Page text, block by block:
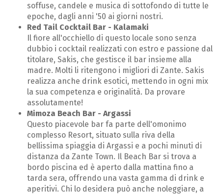
soffuse, candele e musica di sottofondo di tutte le
epoche, dagli anni '50 ai giorni nostri.
Red Tail Cocktail Bar - Kalamaki
Il fiore all'occhiello di questo locale sono senza
dubbio i cocktail realizzati con estro e passione dal
titolare, Sakis, che gestisce il bar insieme alla
madre. Molti li ritengono i migliori di Zante. Sakis
realizza anche drink esotici, mettendo in ogni mix
la sua competenza e originalità. Da provare
assolutamente!
Mimoza Beach Bar - Argassi
Questo piacevole bar fa parte dell'omonimo
complesso Resort, situato sulla riva della
bellissima spiaggia di Argassi e a pochi minuti di
distanza da Zante Town. Il Beach Bar si trova a
bordo piscina ed è aperto dalla mattina fino a
tarda sera, offrendo una vasta gamma di drink e
aperitivi. Chi lo desidera può anche noleggiare, a